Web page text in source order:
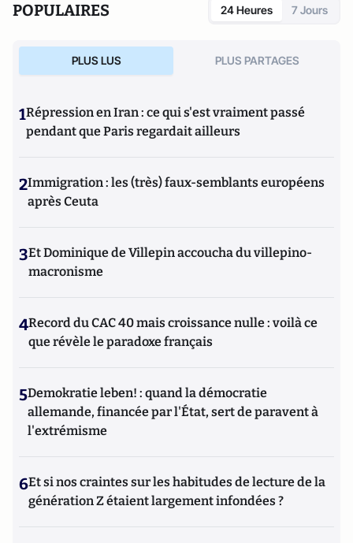
POPULAIRES 24 Heures 7 Jours
PLUS LUS PLUS PARTAGES
1Répression en Iran : ce qui s'est vraiment passé
pendant que Paris regardait ailleurs
2Immigration : les (très) faux-semblants européens
après Ceuta
3Et Dominique de Villepin accoucha du villepino-
macronisme
4Record du CAC 40 mais croissance nulle : voilà ce
que révèle le paradoxe français
5Demokratie leben! : quand la démocratie
allemande, financée par l'État, sert de paravent à
l'extrémisme
6Et si nos craintes sur les habitudes de lecture de la
génération Z étaient largement infondées ?